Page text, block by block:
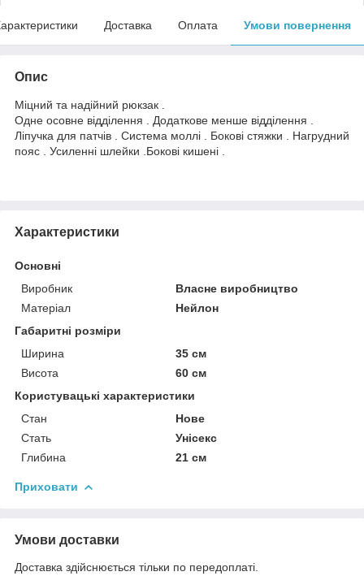
Доставка Оплата Умови повернення
Опис
Міцний та надійний рюкзак .
Одне осовне відділення . Додаткове менше відділення .
Ліпучка для патчів . Система моллі . Бокові стяжки . Нагрудний
пояс . Усиленні шлейки .Бокові кишені .
Характеристики
Основні
Виробник
Власне виробництво
Матеріал
Нейлон
Габаритні розміри
Ширина
35 см
Висота
60 см
Користувацькі характеристики
Стан
Нове
Стать
Унісекс
Глибина
21 см
Приховати
Умови доставки
Доставка здійснюється тільки по передоплаті.